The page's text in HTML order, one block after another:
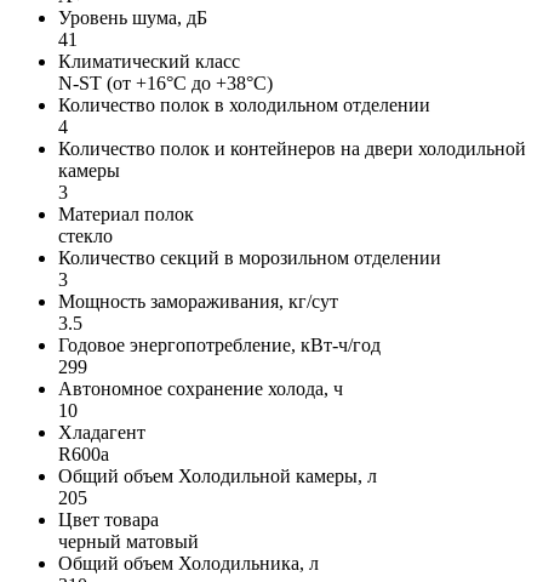
Уровень шума, дБ
41
Климатический класс
N-ST (от +16°C до +38°C)
Количество полок в холодильном отделении
4
Количество полок и контейнеров на двери холодильной
камеры
3
Материал полок
стекло
Количество секций в морозильном отделении
3
Мощность замораживания, кг/сут
3.5
Годовое энергопотребление, кВт-ч/год
299
Автономное сохранение холода, ч
10
Хладагент
R600a
Общий объем Холодильной камеры, л
205
Цвет товара
черный матовый
Общий объем Холодильника, л